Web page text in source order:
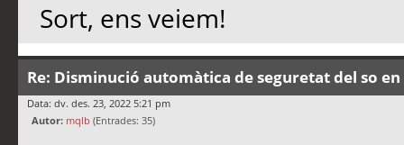
Sort, ens veiem!
Re: Disminució automàtica de seguretat del so
Data: dv. des. 23, 2022 5:21 pm
Autor: mqlb (Entrades: 35)